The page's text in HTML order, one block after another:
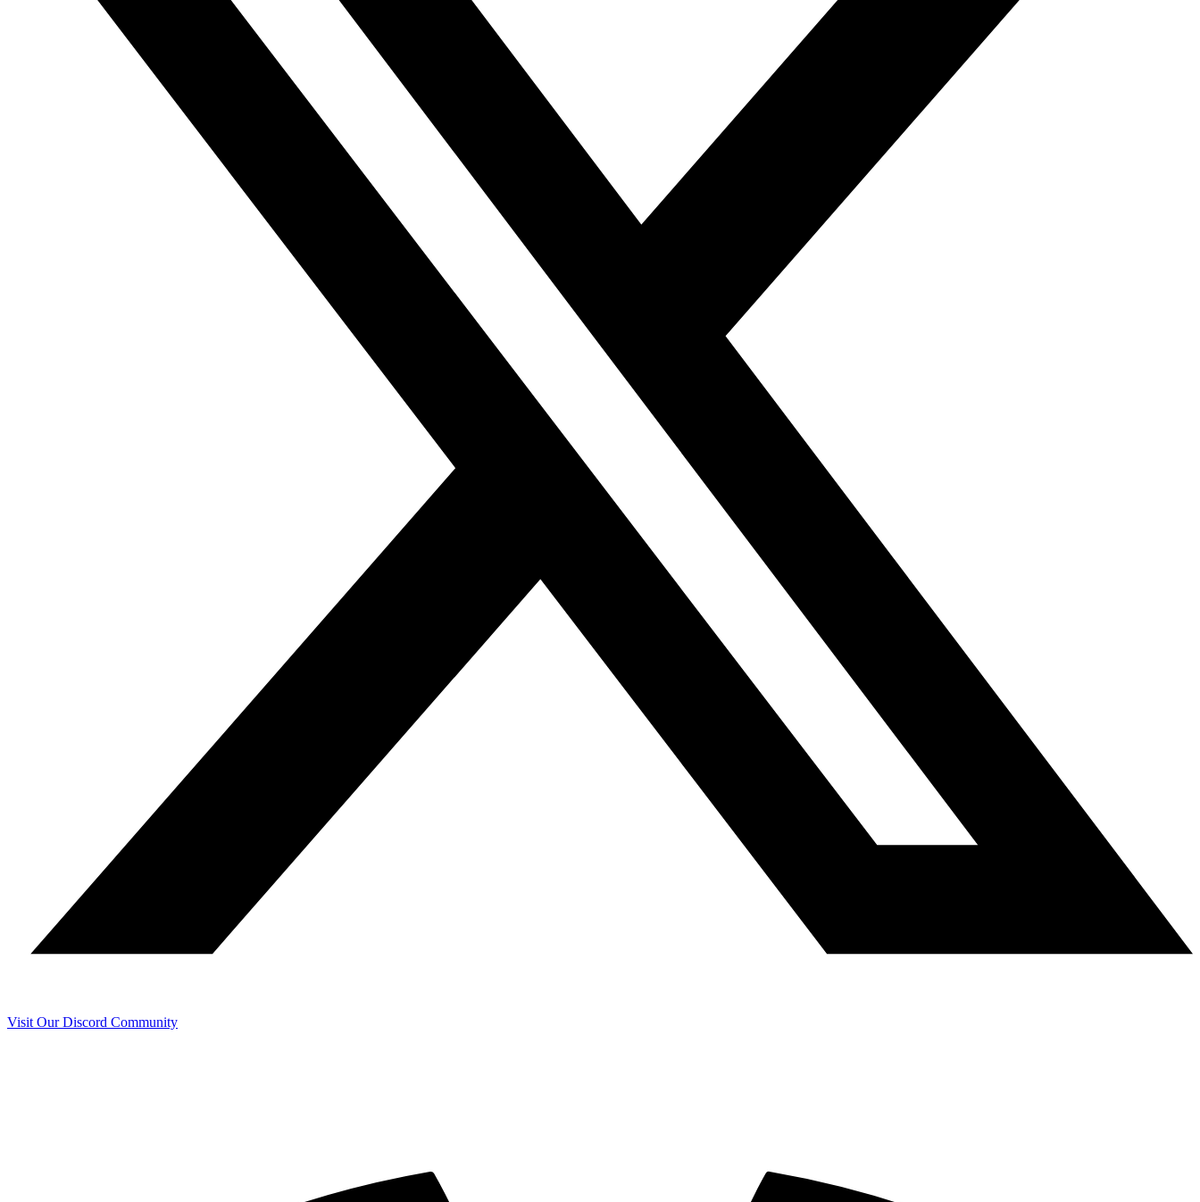
Visit Our Discord Community